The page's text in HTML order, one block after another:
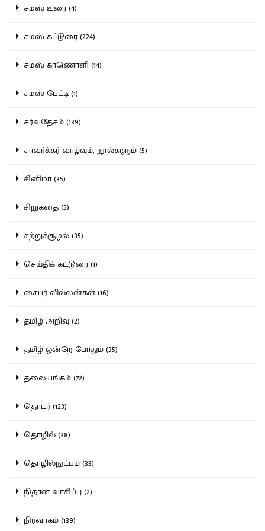
சமஸ் உரை (4)
சமஸ் கட்டுரை (224)
சமஸ் காணொளி (14)
சமஸ் பேட்டி (1)
சர்வதேசம் (139)
சாவர்க்கர் வாழ்வும், நூல்களும் (5)
சினிமா (35)
சிறுகதை (5)
சுற்றுச்சூழல் (35)
செய்திக் கட்டுரை (1)
சைபர் வில்லன்கள் (16)
தமிழ் அறிவு (2)
தமிழ் ஒன்றே போதும் (35)
தலையங்கம் (72)
தொடர் (123)
தொழில் (38)
தொழில்நுட்பம் (33)
நிதான வாசிப்பு (2)
நிர்வாகம் (139)